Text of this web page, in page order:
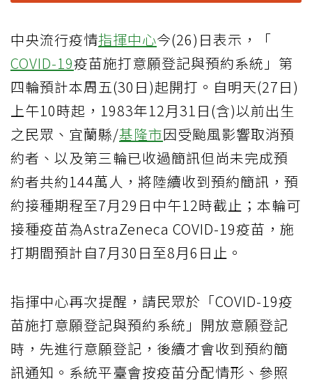
中央流行疫情指揮中心今(26)日表示，「
COVID-19疫苗施打意願登記與預約系統」第
四輪預計本周五(30日)起開打。自明天(27日)
上午10時起，1983年12月31日(含)以前出生
之民眾、宜蘭縣/基隆市因受颱風影響取消預
約者、以及第三輪已收過簡訊但尚未完成預
約者共約144萬人，將陸續收到預約簡訊，預
約接種期程至7月29日中午12時截止；本輪可
接種疫苗為AstraZeneca COVID-19疫苗，施
打期間預計自7月30日至8月6日止。
指揮中心再次提醒，請民眾於「COVID-19疫
苗施打意願登記與預約系統」開放意願登記
時，先進行意願登記，後續才會收到預約簡
訊通知。系統平臺會按疫苗分配情形、參照